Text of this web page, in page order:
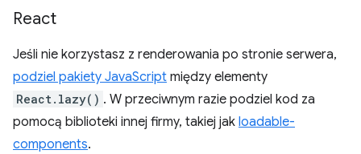
React
Jeśli nie korzystasz z renderowania po stronie serwera,
podziel pakiety JavaScript między elementy
React.lazy() . W przeciwnym razie podziel kod za
pomocą biblioteki innej firmy, takiej jak loadable-
components.